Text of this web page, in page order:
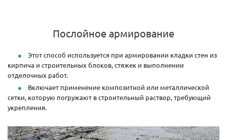
Послойное армирование
Этот способ используется при армировании кладки стен из
кирпича и строительных блоков, стяжек и выполнении
отделочных работ.
Включает применение композитной или металлической
сетки, которую погружают в строительный раствор, требующий
укрепления.